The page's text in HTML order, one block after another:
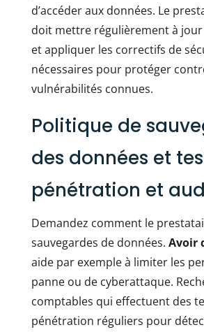
d’accéder aux données. Le
doit mettre régulièrement à jour
et appliquer les correctifs de
nécessaires pour protéger
vulnérabilités connues.
Politique de
des données et
pénétration et
Demandez comment le
sauvegardes de données. Avoir
aide par exemple à limiter les
panne ou de cyberattaque.
comptables qui effectuent des
pénétration réguliers pour